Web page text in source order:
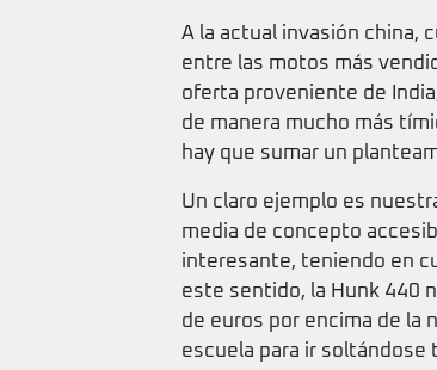
A la actual invasión china,
entre las motos más
oferta proveniente de
de manera mucho más
hay que sumar un
Un claro ejemplo es
media de concepto
interesante, teniendo en
este sentido, la Hunk 440
de euros por encima de la
escuela para ir soltándose